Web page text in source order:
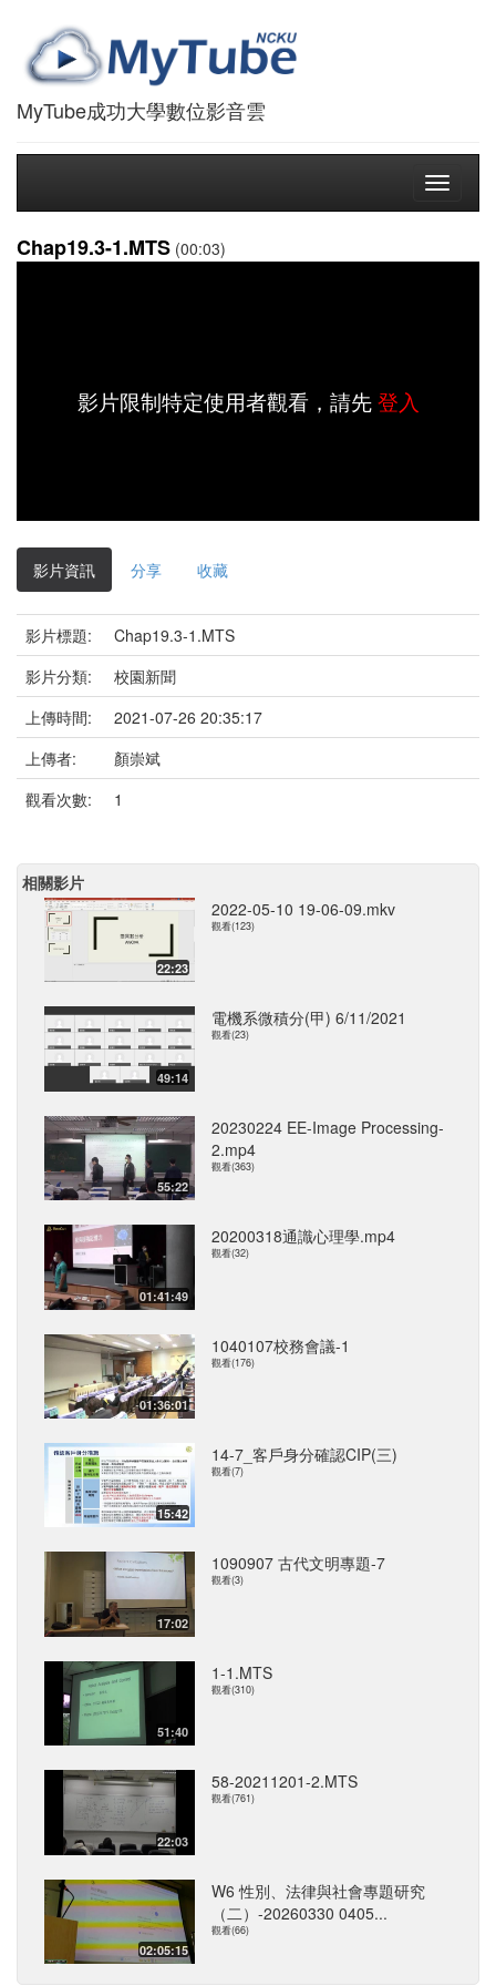
MyTube成功大學數位影音雲
Toggle
Chap19.3-1.MTS (00:03)
影片限制特定使用者觀看，請先登入
影片資訊 分享 收藏
影片標題:
Chap19.3-1.MTS
影片分類:
校園新聞
上傳時間:
2021-07-26 20:35:17
上傳者:
顏崇斌
觀看次數:
1
相關影片
22:23
2022-05-10 19-06-09.mkv
觀看(123)
49:14
電機系微積分(甲) 6/11/2021
觀看(23)
55:22
20230224 EE-Image Processing-
2.mp4
觀看(363)
01:41:49
20200318通識心理學.mp4
觀看(32)
01:36:01
1040107校務會議-1
觀看(176)
15:42
14-7_客戶身分確認CIP(三)
觀看(7)
17:02
1090907 古代文明專題-7
觀看(3)
51:40
1-1.MTS
觀看(310)
22:03
58-20211201-2.MTS
觀看(761)
02:05:15
W6 性別、法律與社會專題研究
（二）-20260330 0405...
觀看(66)